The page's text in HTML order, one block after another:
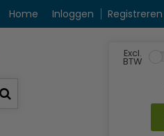
Home Inloggen Registreren
Excl.
BTW